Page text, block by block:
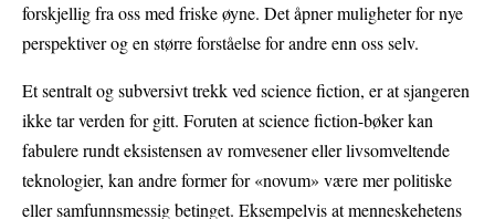
forskjellig fra oss med friske øyne. Det åpner muligheter for nye
perspektiver og en større forståelse for andre enn oss selv.
Et sentralt og subversivt trekk ved science fiction, er at sjangeren
ikke tar verden for gitt. Foruten at science fiction-bøker kan
fabulere rundt eksistensen av romvesener eller livsomveltende
teknologier, kan andre former for «novum» være mer politiske
eller samfunnsmessig betinget. Eksempelvis at menneskehetens